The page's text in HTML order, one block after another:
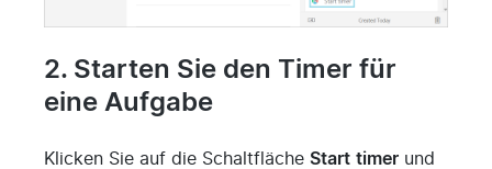
2. Starten Sie den Timer für
eine Aufgabe
Klicken Sie auf die Schaltfläche Start timer und